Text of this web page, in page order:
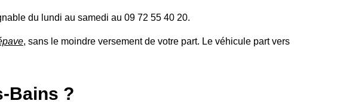
du lundi au samedi au 09 72 55 40 20.
, sans le moindre versement de votre part. Le véhicule part vers
Bains ?